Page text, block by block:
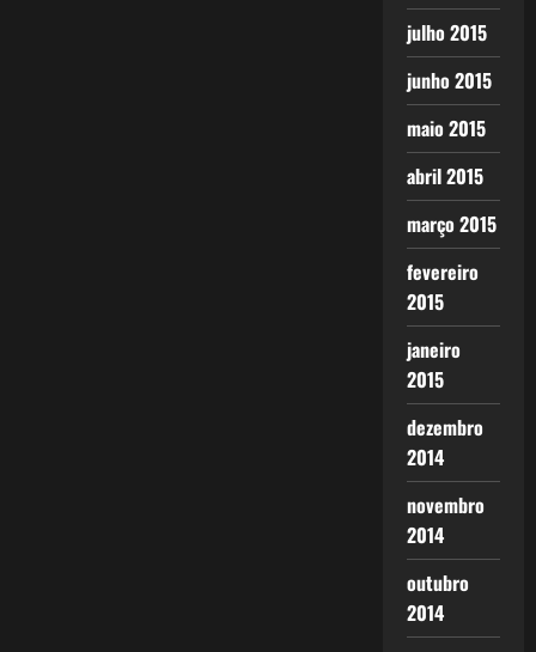
julho 2015
junho 2015
maio 2015
abril 2015
março 2015
fevereiro
2015
janeiro
2015
dezembro
2014
novembro
2014
outubro
2014